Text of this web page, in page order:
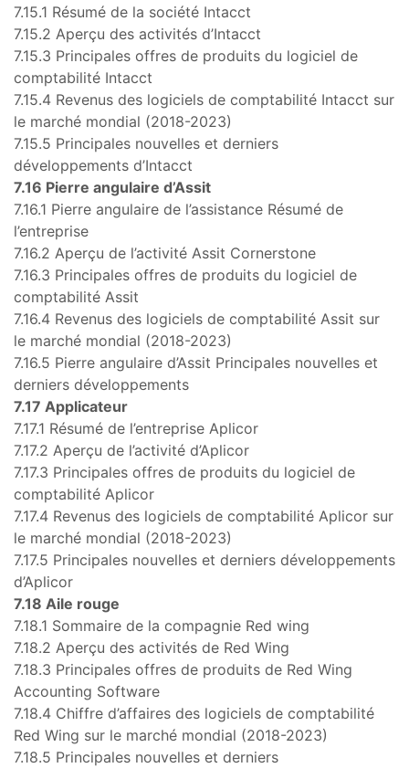
7.15.1 Résumé de la société Intacct
7.15.2 Aperçu des activités d’Intacct
7.15.3 Principales offres de produits du logiciel de
comptabilité Intacct
7.15.4 Revenus des logiciels de comptabilité Intacct sur
le marché mondial (2018-2023)
7.15.5 Principales nouvelles et derniers
développements d’Intacct
7.16 Pierre angulaire d’Assit
7.16.1 Pierre angulaire de l’assistance Résumé de
l’entreprise
7.16.2 Aperçu de l’activité Assit Cornerstone
7.16.3 Principales offres de produits du logiciel de
comptabilité Assit
7.16.4 Revenus des logiciels de comptabilité Assit sur
le marché mondial (2018-2023)
7.16.5 Pierre angulaire d’Assit Principales nouvelles et
derniers développements
7.17 Applicateur
7.17.1 Résumé de l’entreprise Aplicor
7.17.2 Aperçu de l’activité d’Aplicor
7.17.3 Principales offres de produits du logiciel de
comptabilité Aplicor
7.17.4 Revenus des logiciels de comptabilité Aplicor sur
le marché mondial (2018-2023)
7.17.5 Principales nouvelles et derniers développements
d’Aplicor
7.18 Aile rouge
7.18.1 Sommaire de la compagnie Red wing
7.18.2 Aperçu des activités de Red Wing
7.18.3 Principales offres de produits de Red Wing
Accounting Software
7.18.4 Chiffre d’affaires des logiciels de comptabilité
Red Wing sur le marché mondial (2018-2023)
7.18.5 Principales nouvelles et derniers